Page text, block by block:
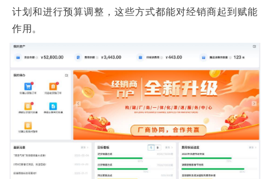
计划和进行预算调整，这些方式都能对经销商起到赋能
作用。